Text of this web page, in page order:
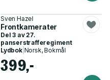
Sven Hazel
Frontkamerater
Del 3 av 27.
panserstrafferegiment
Lydbok| Norsk, Bokmål
399,-